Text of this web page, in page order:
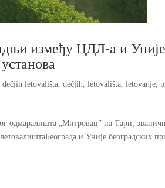
између ЦДЛ-а и
dečjih letovališta,dečjih,letovališta,letovanje,
одмаралишта „Митровац” на Тари,
и Уније београдских